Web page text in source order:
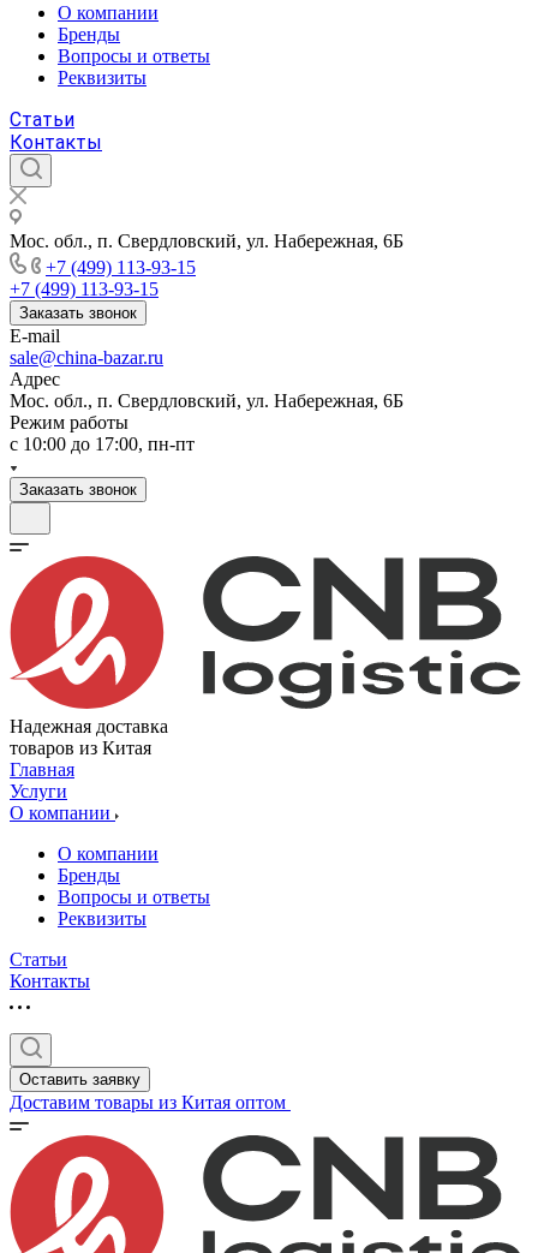
О компании
Бренды
Вопросы и ответы
Реквизиты
Статьи
Контакты
Мос. обл., п. Свердловский, ул. Набережная, 6Б
+7 (499) 113-93-15
+7 (499) 113-93-15
Заказать звонок
E-mail
sale@china-bazar.ru
Адрес
Мос. обл., п. Свердловский, ул. Набережная, 6Б
Режим работы
c 10:00 до 17:00, пн-пт
Заказать звонок
Надежная доставка
товаров из Китая
Главная
Услуги
О компании
О компании
Бренды
Вопросы и ответы
Реквизиты
Статьи
Контакты
Оставить заявку
Доставим товары из Китая оптом